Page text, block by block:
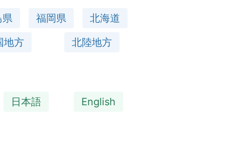
県 福岡県
北海道
地方
北陸地方
日本語 English